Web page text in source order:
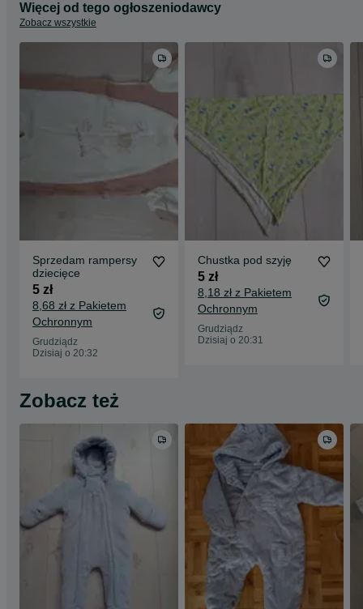
Więcej od tego ogłoszeniodawcy
Zobacz wszystkie
Sprzedam rampersy
dziecięce
5 zł
8,68 zł z Pakietem
Ochronnym
Grudziądz
Dzisiaj o 20:32
Chustka pod szyję
5 zł
8,18 zł z Pakietem
Ochronnym
Grudziądz
Dzisiaj o 20:31
Zobacz też